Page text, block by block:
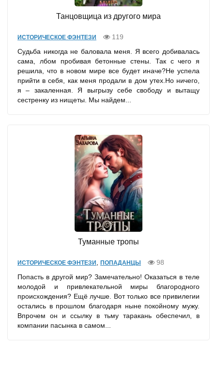
Танцовщица из другого мира
ИСТОРИЧЕСКОЕ ФЭНТЕЗИ
119
Судьба никогда не баловала меня. Я всего добивалась
сама, лбом пробивая бетонные стены. Так с чего я
решила, что в новом мире все будет иначе?Не успела
прийти в себя, как меня продали в дом утех.Но ничего,
я – закаленная. Я выгрызу себе свободу и вытащу
сестренку из нищеты. Мы найдем...
Туманные тропы
ИСТОРИЧЕСКОЕ ФЭНТЕЗИ ПОПАДАНЦЫ
98
Попасть в другой мир? Замечательно! Оказаться в теле
молодой и привлекательной миры благородного
происхождения? Ещё лучше. Вот только все привилегии
остались в прошлом благодаря ныне покойному мужу.
Впрочем он и ссылку в тьму таракань обеспечил, в
компании пасынка в самом...